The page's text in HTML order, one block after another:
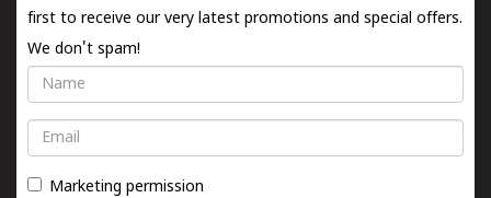
first to receive our very latest promotions and special offers.
We don't spam!
Name
Email
Marketing permission